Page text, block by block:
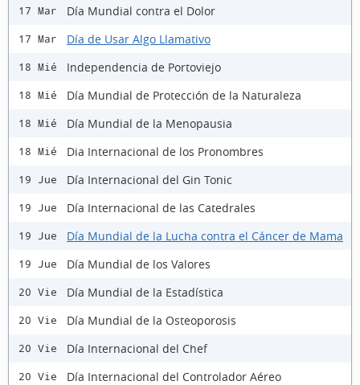
17 Mar Día Mundial contra el Dolor
17 Mar Día de Usar Algo Llamativo
18 Mié Independencia de Portoviejo
18 Mié Día Mundial de Protección de la Naturaleza
18 Mié Día Mundial de la Menopausia
18 Mié Dia Internacional de los Pronombres
19 Jue Día Internacional del Gin Tonic
19 Jue Día Internacional de las Catedrales
19 Jue Día Mundial de la Lucha contra el Cáncer de Mama
19 Jue Día Mundial de los Valores
20 Vie Día Mundial de la Estadística
20 Vie Día Mundial de la Osteoporosis
20 Vie Día Internacional del Chef
20 Vie Día Internacional del Controlador Aéreo